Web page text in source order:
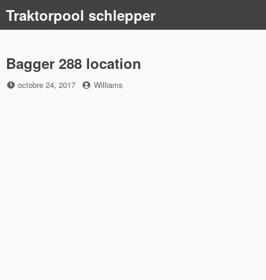
content
Traktorpool schlepper
Bagger 288 location
Posted
octobre 24, 2017 by
Williams